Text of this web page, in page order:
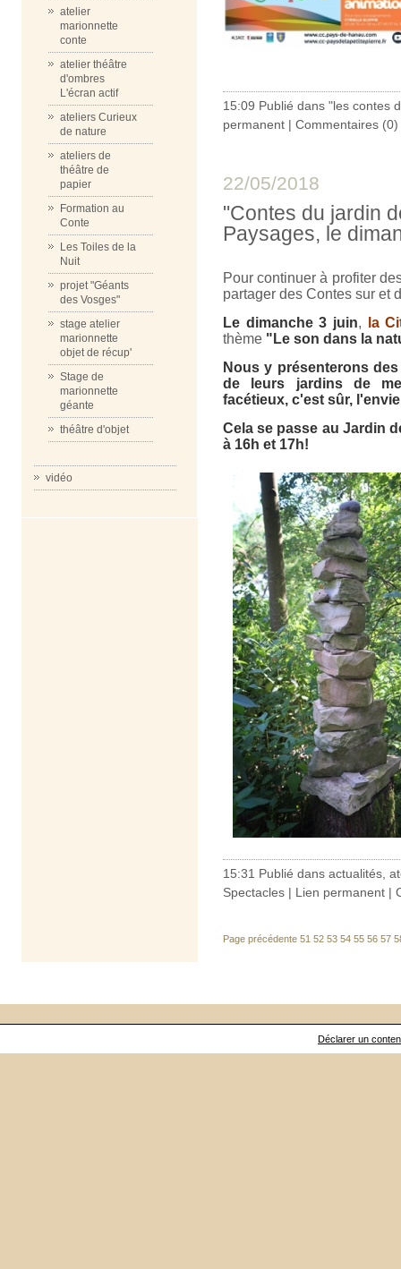
atelier
marionnette
conte
atelier théâtre
d'ombres
L'écran actif
ateliers Curieux
de nature
ateliers de
théâtre de
papier
Formation au
Conte
Les Toiles de la
Nuit
projet "Géants
des Vosges"
stage atelier
marionnette
objet de récup'
Stage de
marionnette
géante
théâtre d'objet
vidéo
15:09 Publié dans "les contes
permanent | Commentaires (0)
22/05/2018
"Contes du jardin
Paysages, le
Pour continuer à profiter
partager des Contes sur et
Le dimanche 3 juin,
la
thème "Le son dans la
Nous y présenterons
de leurs jardins de
facétieux, c'est sûr,
Cela se passe au Jardin
à 16h et 17h!
15:31 Publié dans actualités
Spectacles | Lien permanent |
Page précédente 51 52 53 54 55 56 57
Déclarer un